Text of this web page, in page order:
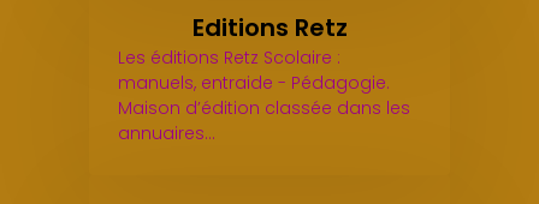
Editions Retz
Les éditions Retz Scolaire :
manuels, entraide - Pédagogie.
Maison d’édition classée dans les
annuaires…